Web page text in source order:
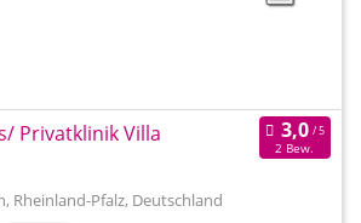
Privatklinik Villa
2 Bew.
Rheinland-Pfalz, Deutschland